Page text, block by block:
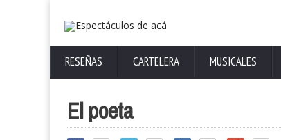
RESEÑAS CARTELERA MUSICALES
El poeta